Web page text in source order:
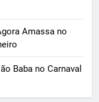
Amassa no
Baba no Carnaval